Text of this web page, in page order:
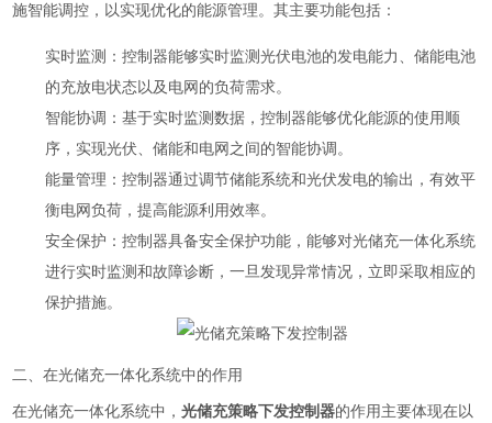
施智能调控，以实现优化的能源管理。其主要功能包括：
实时监测 ：控制器能够实时监测光伏电池的发电能力、储能电池
的充放电状态以及电网的负荷需求。
智能协调 ：基于实时监测数据，控制器能够优化能源的使用顺
序，实现光伏、储能和电网之间的智能协调。
能量管理 ：控制器通过调节储能系统和光伏发电的输出，有效平
衡电网负荷，提高能源利用效率。
安全保护 ：控制器具备安全保护功能，能够对光储充一体化系统
进行实时监测和故障诊断，一旦发现异常情况，立即采取相应的
保护措施。
二、在光储充一体化系统中的作用
在光储充一体化系统中，光储充策略下发控制器的作用主要体现在以